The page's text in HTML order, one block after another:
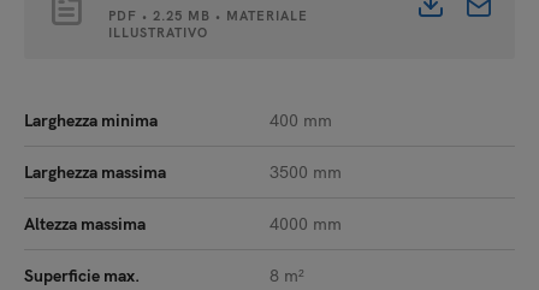
PDF • 2.25 MB • MATERIALE
ILLUSTRATIVO
Larghezza minima 400 mm
Larghezza massima 3500 mm
Altezza massima 4000 mm
Superficie max. 8 m²